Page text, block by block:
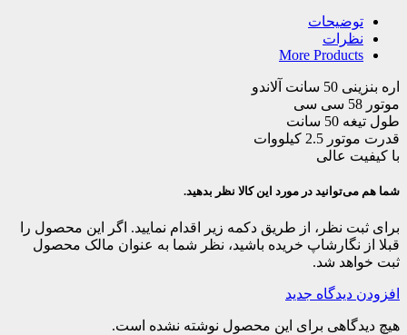
توضیحات
نظرات
More Products
اره بنزینی 50 سانت آلاندو
موتور 58 سی سی
طول تیغه 50 سانت
قدرت موتور 2.5 کیلووات
با کیفیت عالی
شما هم می‌توانید در مورد این کالا نظر بدهید.
برای ثبت نظر، از طریق دکمه زیر اقدام نمایید. اگر این محصول را
قبلا از نگارشاپ خریده باشید، نظر شما به عنوان مالک محصول
ثبت خواهد شد.
افزودن دیدگاه جدید
هیچ دیدگاهی برای این محصول نوشته نشده است.